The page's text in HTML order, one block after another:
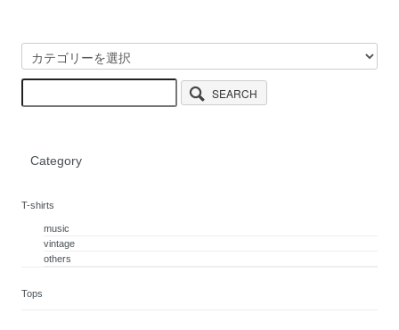
SEARCH
Category
T-shirts
music
vintage
others
Tops